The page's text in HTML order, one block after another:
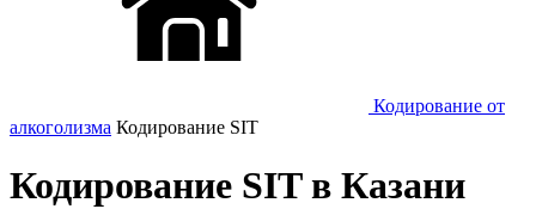
Кодирование от
алкоголизма Кодирование SIT
Кодирование SIT в Казани